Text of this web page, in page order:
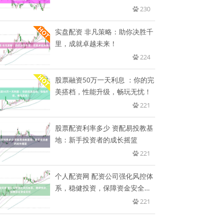
230
实盘配资 非凡策略：助你决胜千
里，成就卓越未来！
224
股票融资50万一天利息 ：你的完
美搭档，性能升级，畅玩无忧！
221
股票配资利率多少 资配易投教基
地：新手投资者的成长摇篮
221
个人配资网 配资公司强化风控体
系，稳健投资，保障资金安全无
221